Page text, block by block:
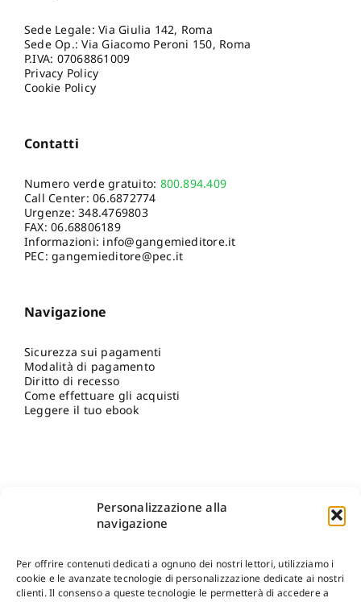
Personalizzazione alla
navigazione
Per offrire contenuti dedicati a ognuno dei nostri lettori, utilizziamo i
cookie e le avanzate tecnologie di personalizzazione dedicate ai nostri
clienti. Il consenso a queste tecnologie le permetterà di accedere a
Sede Legale: Via Giulia 142, Roma
Sede Op.: Via Giacomo Peroni 150, Roma
P.IVA: 07068861009
Privacy Policy
Cookie Policy
Contatti
Numero verde gratuito: 800.894.409
Call Center:06.6872774
Urgenze:348.4769803
FAX: 06.68806189
Informazioni: info@gangemieditore.it
PEC: gangemieditore@pec.it
Navigazione
Sicurezza sui pagamenti
Modalità di pagamento
Diritto di recesso
Come effettuare gli acquisti
Leggere il tuo ebook